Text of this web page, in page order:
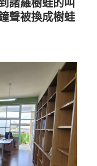
諸羅樹蛙的叫
聲被換成樹蛙